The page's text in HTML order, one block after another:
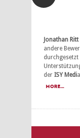
Jonathan Ritt
andere
der ISY Medi
more…